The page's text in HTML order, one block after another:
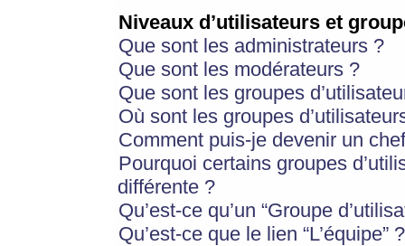
Niveaux d’utilisateurs et
Que sont les administrateurs ?
Que sont les modérateurs ?
Que sont les groupes
Où sont les groupes
Comment puis-je devenir un
Pourquoi certains groupes
différente ?
Qu’est-ce qu’un “Groupe
Qu’est-ce que le lien “L’équipe” ?